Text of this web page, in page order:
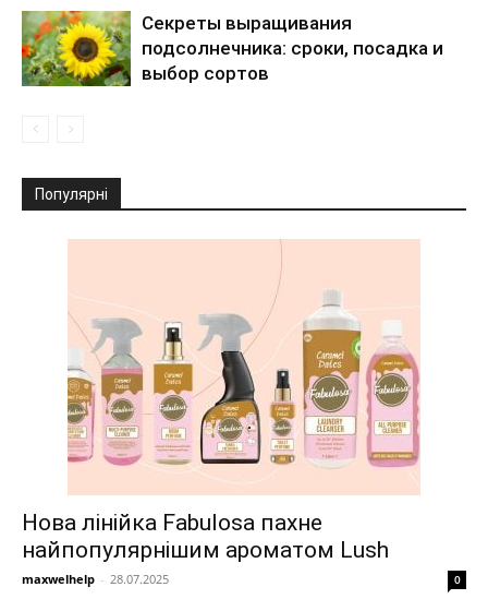
Секреты выращивания
подсолнечника: сроки, посадка и
выбор сортов
Популярні
Нова лінійка Fabulosa пахне
найпопулярнішим ароматом Lush
maxwelhelp - 28.07.2025 0